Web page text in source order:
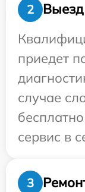
2
приедет
случае
сервис в
3